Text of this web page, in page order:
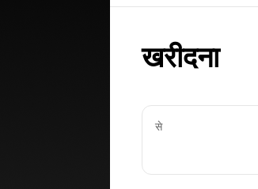
खरीदना
से